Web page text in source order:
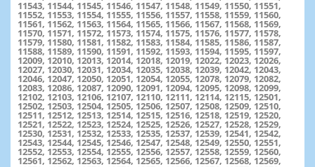
11543, 11544, 11545, 11546, 11547, 11548, 11549, 11550, 11551,
11552, 11553, 11554, 11555, 11556, 11557, 11558, 11559, 11560,
11561, 11562, 11563, 11564, 11565, 11566, 11567, 11568, 11569,
11570, 11571, 11572, 11573, 11574, 11575, 11576, 11577, 11578,
11579, 11580, 11581, 11582, 11583, 11584, 11585, 11586, 11587,
11588, 11589, 11590, 11591, 11592, 11593, 11594, 11595, 11597,
12009, 12010, 12013, 12014, 12018, 12019, 12022, 12023, 12026,
12027, 12030, 12031, 12034, 12035, 12038, 12039, 12042, 12043,
12046, 12047, 12050, 12051, 12054, 12055, 12078, 12079, 12082,
12083, 12086, 12087, 12090, 12091, 12094, 12095, 12098, 12099,
12102, 12103, 12106, 12107, 12110, 12111, 12114, 12115, 12501,
12502, 12503, 12504, 12505, 12506, 12507, 12508, 12509, 12510,
12511, 12512, 12513, 12514, 12515, 12516, 12518, 12519, 12520,
12521, 12522, 12523, 12524, 12525, 12526, 12527, 12528, 12529,
12530, 12531, 12532, 12533, 12535, 12537, 12539, 12541, 12542,
12543, 12544, 12545, 12546, 12547, 12548, 12549, 12550, 12551,
12552, 12553, 12554, 12555, 12556, 12557, 12558, 12559, 12560,
12561, 12562, 12563, 12564, 12565, 12566, 12567, 12568, 12569,